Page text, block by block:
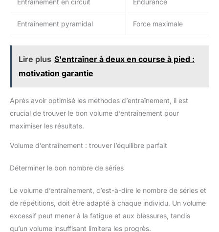
Entraînement pyramidal Force maximale
Lire plus S'entraîner à deux en course à pied :
motivation garantie
Après avoir optimisé les méthodes d’entraînement, il est
crucial de trouver le bon volume d’entraînement pour
maximiser les résultats.
Volume d’entraînement : trouver l’équilibre parfait
Déterminer le bon nombre de séries
Le volume d’entraînement, c’est-à-dire le nombre de séries et
de répétitions, doit être adapté à chaque individu. Un volume
excessif peut mener à la fatigue et aux blessures, tandis
qu’un volume insuffisant limitera les progrès.